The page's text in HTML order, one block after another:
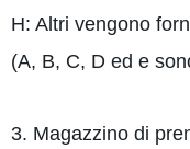
H: Altri vengono
(A, B, C, D ed e
3. Magazzino di